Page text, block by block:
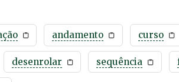
andamento curso
desenrolar sequência